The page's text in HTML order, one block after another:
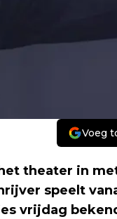
Voeg
theater in
speelt
vrijdag